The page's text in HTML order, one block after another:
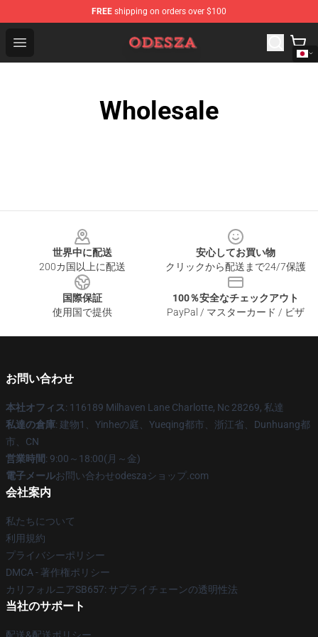
FREE shipping on orders over $100
Open menu
ODESZA Shop - Official ODESZA Merchandise Store
Wholesale
世界中に配送
200カ国以上に配送
安心してお買い物
クリックから配送まで24/7保護
国際保証
使用国で提供
100％安全なチェックアウト
PayPal / マスターカード / ビザ
お問い合わせ
本社オフィス: 116189 Milhaven Lane Charlotte, Nc 28269, 私達
私達の倉庫: 建物1、Yinheの庭、Yueqing都市、浙江省、Dunhuang都
市、CN
営業時間: 9:00～18:00(月～金)
電子メールお問い合わせodeszaショップ.com
会社案内
私たちについて
利用規約
プライバシーポリシー
DMCA - 著作権ポリシー
カリフォルニアSB657: サプライチェーンの透明性法
当社のサポート